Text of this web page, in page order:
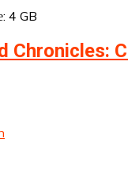
4 GB
Chronicles: